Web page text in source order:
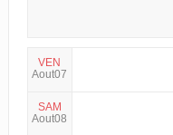
VEN
Aout07
SAM
Aout08